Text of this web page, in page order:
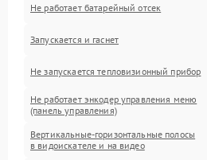
Не работает батарейный отсек
Запускается и гаснет
Не запускается тепловизионный прибор
Не работает энкодер управления меню
(панель управления)
Вертикальные-горизонтальные полосы
в видоискателе и на видео